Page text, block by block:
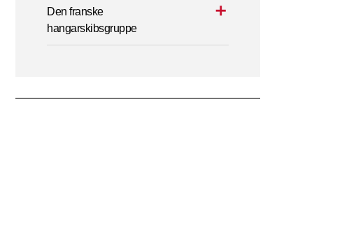
Den franske
hangarskibsgruppe